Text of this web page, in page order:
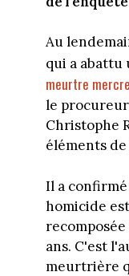
Au
qui a abattu
meurtre
le
Christophe
éléments
Il a
homicide
ans. C'est
meurtrière